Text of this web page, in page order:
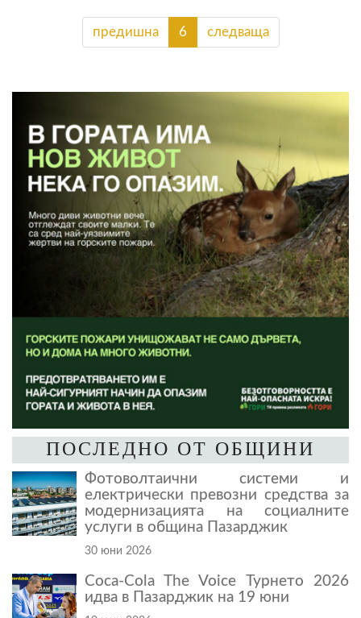
предишна 6 следваща
ПОСЛЕДНО ОТ ОБЩИНИ
Фотоволтаични системи и
електрически превозни средства за
модернизацията на социалните
услуги в община Пазарджик
30 юни 2026
Coca-Cola The Voice Турнето 2026
идва в Пазарджик на 19 юни